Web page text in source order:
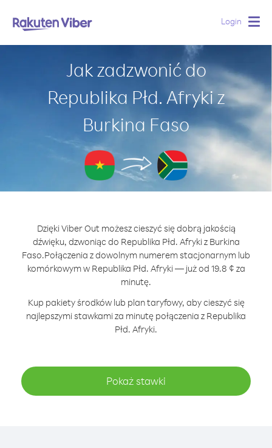
Login
Jak zadzwonić do
Republika Płd. Afryki z
Burkina Faso
Dzięki Viber Out możesz cieszyć się dobrą jakością
dźwięku, dzwoniąc do Republika Płd. Afryki z Burkina
Faso.Połączenia z dowolnym numerem stacjonarnym lub
komórkowym w Republika Płd. Afryki — już od 19.8 ¢ za
minutę.
Kup pakiety środków lub plan taryfowy, aby cieszyć się
najlepszymi stawkami za minutę połączenia z Republika
Płd. Afryki.
Pokaż stawki